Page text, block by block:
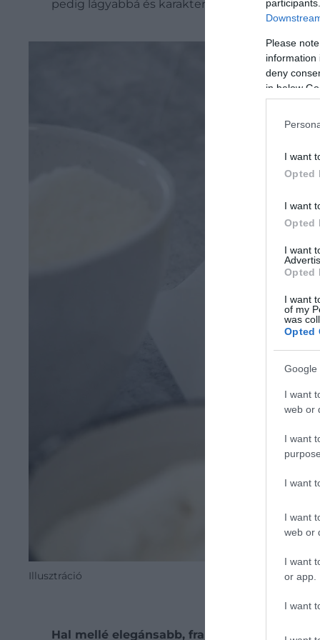
Please
information
deny
in below
I want
Opted
I want
Opted
I want
Opted
I want
of my
was
Opted
Google
I want
web or
I want
I want
I want
web or
I want
or app.
I want
pedig lágyabbá és karakteresebbé teszi a
Illusztráció
Hal mellé elegánsabb, franciás változat